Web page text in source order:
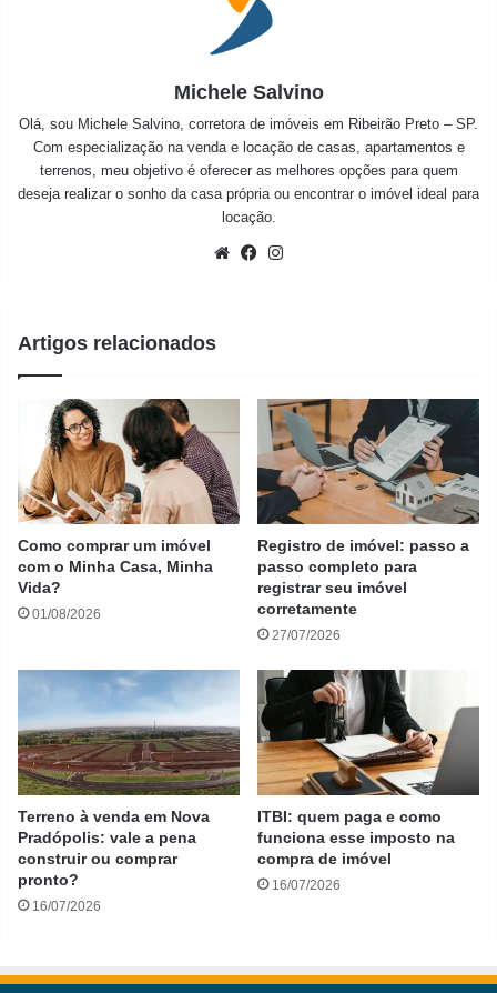
Michele Salvino
Olá, sou Michele Salvino, corretora de imóveis em Ribeirão Preto – SP.
Com especialização na venda e locação de casas, apartamentos e
terrenos, meu objetivo é oferecer as melhores opções para quem
deseja realizar o sonho da casa própria ou encontrar o imóvel ideal para
locação.
WebsiteFacebook
Artigos relacionados
Como comprar um imóvel
com o Minha Casa, Minha
Vida?
01/08/2026
Registro de imóvel: passo a
passo completo para
registrar seu imóvel
corretamente
27/07/2026
Terreno à venda em Nova
Pradópolis: vale a pena
construir ou comprar
pronto?
16/07/2026
ITBI: quem paga e como
funciona esse imposto na
compra de imóvel
16/07/2026